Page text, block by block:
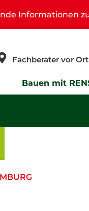
Informationen
Fachberater vor Ort
Bauen mit